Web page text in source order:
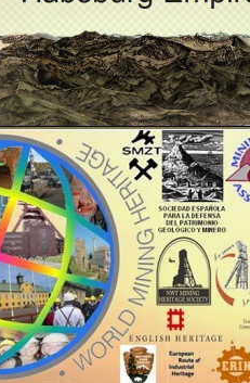
Bližšie informácie -kliknite!
SLOVENSKÉ TECHNICKÉ MÚZEUM,